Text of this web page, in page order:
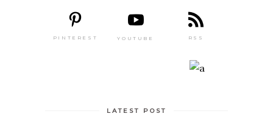
PINTEREST YOUTUBE RSS
LATEST POST